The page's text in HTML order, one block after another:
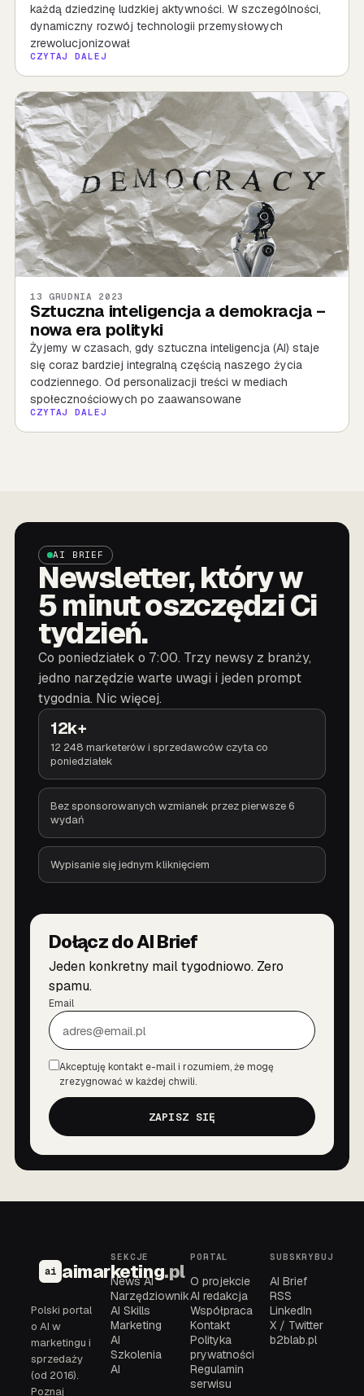
każdą dziedzinę ludzkiej aktywności. W szczególności,
dynamiczny rozwój technologii przemysłowych
zrewolucjonizował
CZYTAJ DALEJ
Sztuczna inteligencja a demokracja –
nowa era polityki
13 GRUDNIA 2023
Żyjemy w czasach, gdy sztuczna inteligencja (AI) staje
się coraz bardziej integralną częścią naszego życia
codziennego. Od personalizacji treści w mediach
społecznościowych po zaawansowane
CZYTAJ DALEJ
AI BRIEF
Newsletter, który w
5 minut oszczędzi Ci
tydzień.
Co poniedziałek o 7:00. Trzy newsy z branży,
jedno narzędzie warte uwagi i jeden prompt
tygodnia. Nic więcej.
12k+
12 248 marketerów i sprzedawców czyta co
poniedziałek
Bez sponsorowanych wzmianek przez pierwsze 6
wydań
Wypisanie się jednym kliknięciem
Dołącz do AI Brief
Jeden konkretny mail tygodniowo. Zero
spamu.
Email
Zgoda
Akceptuję kontakt e-mail i rozumiem, że mogę
zrezygnować w każdej chwili.
ZAPISZ SIĘ
ai aimarketing.pl
Polski portal
o AI w
marketingu i
sprzedaży
(od 2016).
Poznaj
SEKCJE
News AI
Narzędziownik
AI Skills
Marketing
AI
Szkolenia
AI
PORTAL
O projekcie
AI redakcja
Współpraca
Kontakt
Polityka
prywatności
Regulamin
serwisu
SUBSKRYBUJ
AI Brief
RSS
LinkedIn
X / Twitter
b2blab.pl